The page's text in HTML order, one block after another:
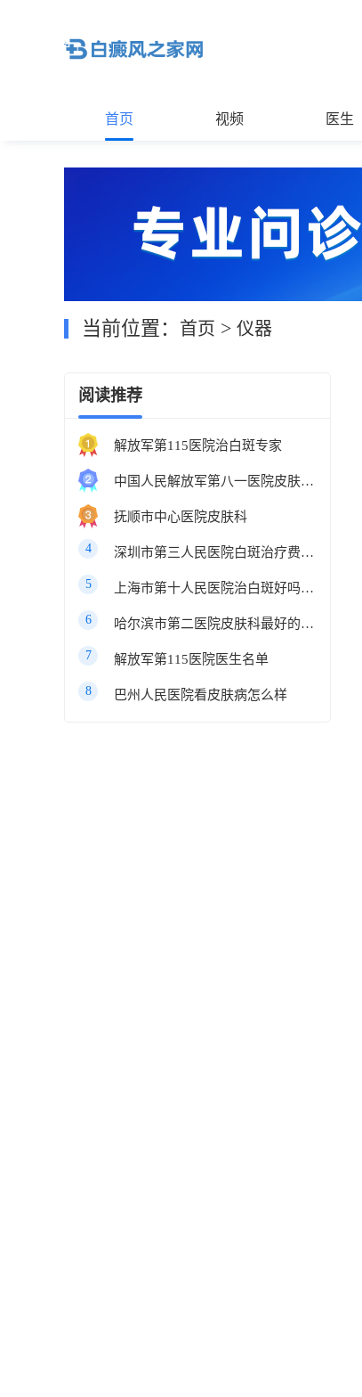
首页 视频 医生
当前位置： 首页 > 仪器
阅读推荐
解放军第115医院治白斑专家
中国人民解放军第八一医院皮肤科最好的医生
抚顺市中心医院皮肤科
4 深圳市第三人民医院白斑治疗费用多少
5 上海市第十人民医院治白斑好吗知乎
6 哈尔滨市第二医院皮肤科最好的医生
7 解放军第115医院医生名单
8 巴州人民医院看皮肤病怎么样